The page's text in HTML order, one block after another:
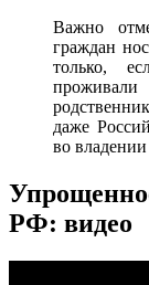
Важно
граждан
только,
даже
во
РФ: видео